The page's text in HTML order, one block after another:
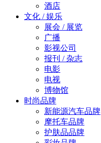
酒店
文化 / 娱乐
展会 / 展览
广播
影视公司
报刊 / 杂志
电影
电视
博物馆
时尚品牌
新能源汽车品牌
摩托车品牌
护肤品品牌